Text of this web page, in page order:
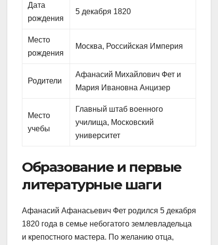
Дата
рождения
5 декабря 1820
Место
рождения
Москва, Российская Империя
Родители
Афанасий Михайлович Фет и
Мария Ивановна Анцизер
Место
учебы
Главный штаб военного
училища, Московский
университет
Образование и первые
литературные шаги
Афанасий Афанасьевич Фет родился 5 декабря
1820 года в семье небогатого землевладельца
и крепостного мастера. По желанию отца,